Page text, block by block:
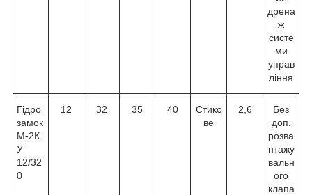
дрена
ж
систе
ми
управ
ління
Гідро
замок
М-2К
У
12/32
0
12 32 35 40
Стико
ве
2,6
Без
доп.
розва
нтажу
вальн
ого
клапа